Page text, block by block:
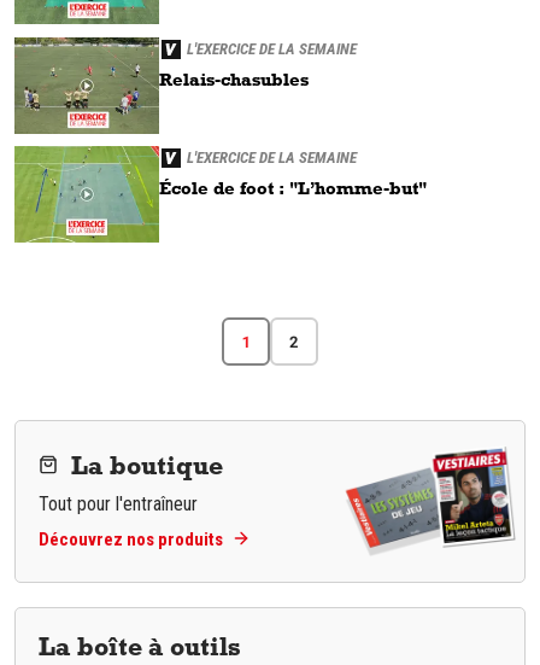
L'EXERCICE DE LA SEMAINE
Relais-chasubles
L'EXERCICE DE LA SEMAINE
École de foot : "L’homme-but"
1 2
La boutique
Tout pour l'entraîneur
Découvrez nos produits
La boîte à outils